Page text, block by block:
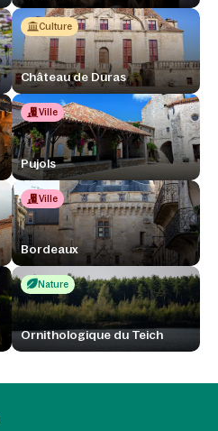
Culture
Château de Duras
Ville
Pujols
Ville
Bordeaux
Nature
Ornithologique du Teich